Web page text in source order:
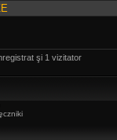
şi 1 vizitator